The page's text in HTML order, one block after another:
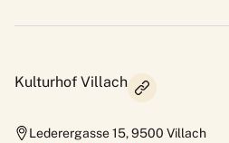
Kulturhof Villach
Lederergasse 15,9500 Villach